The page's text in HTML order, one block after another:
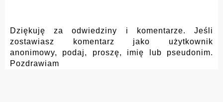
Dziękuję za odwiedziny i komentarze. Jeśli
zostawiasz komentarz jako użytkownik
anonimowy, podaj, proszę, imię lub pseudonim.
Pozdrawiam